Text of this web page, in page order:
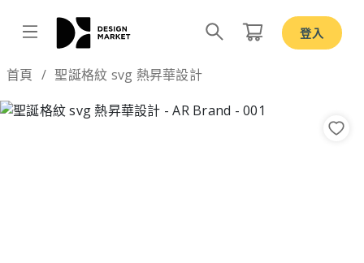
登入
首頁 聖誕格紋 svg 熱昇華設計